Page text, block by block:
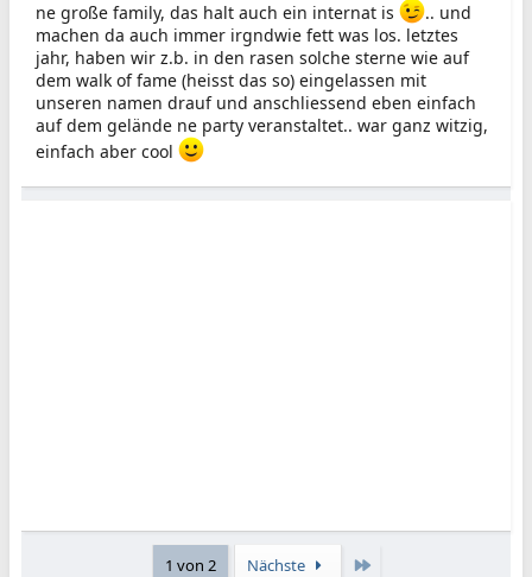
ne große family, das halt auch ein internat is
.. und
machen da auch immer irgndwie fett was los. letztes
jahr, haben wir z.b. in den rasen solche sterne wie auf
dem walk of fame (heisst das so) eingelassen mit
unseren namen drauf und anschliessend eben einfach
auf dem gelände ne party veranstaltet.. war ganz witzig,
einfach aber cool
1 von 2 Nächste